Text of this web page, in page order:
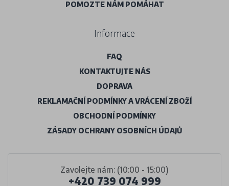
Zavolejte nám: (10:00 - 15:00)
+420 739 074 999
POMOZTE NÁM POMÁHAT
Informace
FAQ
KONTAKTUJTE NÁS
DOPRAVA
REKLAMAČNÍ PODMÍNKY A VRÁCENÍ ZBOŽÍ
OBCHODNÍ PODMÍNKY
ZÁSADY OCHRANY OSOBNÍCH ÚDAJŮ